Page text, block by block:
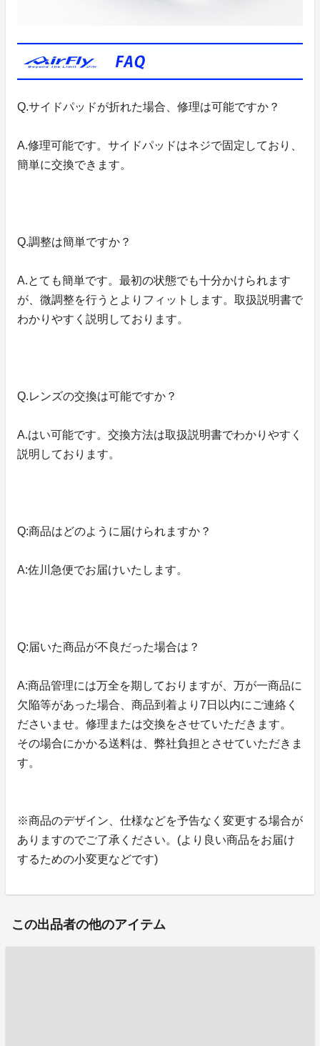
Q.サイドパッドが折れた場合、修理は可能ですか？
A.修理可能です。サイドパッドはネジで固定しており、
簡単に交換できます。
Q.調整は簡単ですか？
A.とても簡単です。最初の状態でも十分かけられます
が、微調整を行うとよりフィットします。取扱説明書で
わかりやすく説明しております。
Q.レンズの交換は可能ですか？
A.はい可能です。交換方法は取扱説明書でわかりやすく
説明しております。
Q:商品はどのように届けられますか？
A:佐川急便でお届けいたします。
Q:届いた商品が不良だった場合は？
A:商品管理には万全を期しておりますが、万が一商品に
欠陥等があった場合、商品到着より7日以内にご連絡く
ださいませ。修理または交換をさせていただきます。
その場合にかかる送料は、弊社負担とさせていただきま
す。
※商品のデザイン、仕様などを予告なく変更する場合が
ありますのでご了承ください。(より良い商品をお届け
するための小変更などです)
この出品者の他のアイテム